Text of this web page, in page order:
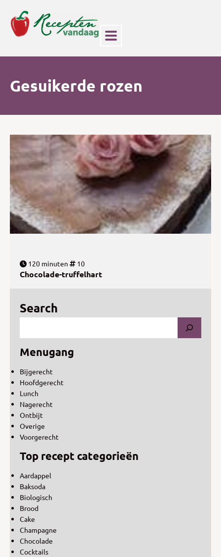
Gesuikerde rozen
120 minuten 10
Chocolade-truffelhart
Search
Menugang
Bijgerecht
Hoofdgerecht
Lunch
Nagerecht
Ontbijt
Overige
Voorgerecht
Top recept categorieën
Aardappel
Baksoda
Biologisch
Brood
Cake
Champagne
Chocolade
Cocktails